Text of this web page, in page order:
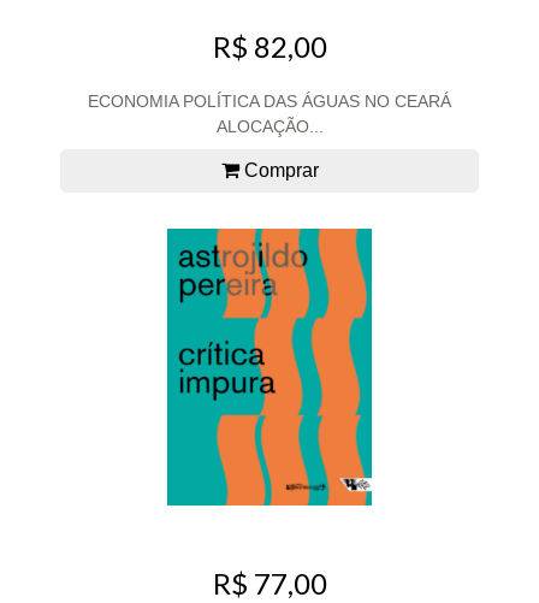
R$ 82,00
ECONOMIA POLÍTICA DAS ÁGUAS NO CEARÁ
ALOCAÇÃO...
Comprar
R$ 77,00